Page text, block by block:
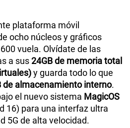
plataforma móvil
ocho núcleos y gráficos
vuela. Olvídate de las
a sus24GB de memoria total
y guarda todo lo que
de almacenamiento interno.
el nuevo sistema MagicOS
16) para una interfaz ultra
5G de alta velocidad.